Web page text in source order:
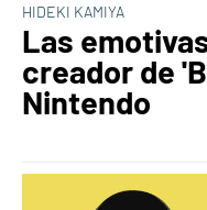
HIDEKI KAMIYA
Las
creador de
Nintendo